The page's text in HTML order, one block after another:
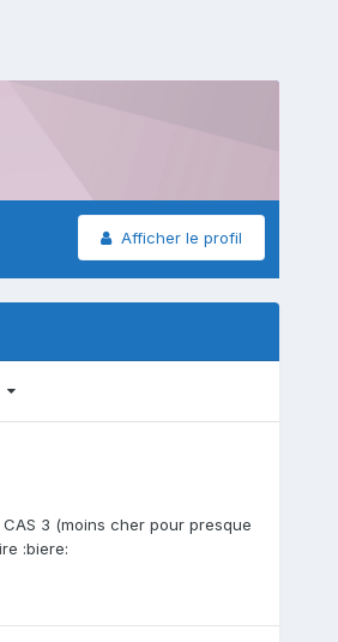
Afficher le profil
3 (moins cher pour presque
:biere: